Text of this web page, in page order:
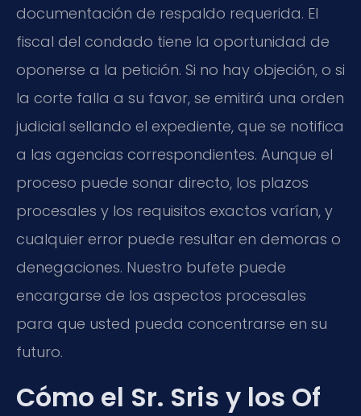
documentación de respaldo requerida. El
fiscal del condado tiene la oportunidad de
oponerse a la petición. Si no hay objeción, o si
la corte falla a su favor, se emitirá una orden
judicial sellando el expediente, que se notifica
a las agencias correspondientes. Aunque el
proceso puede sonar directo, los plazos
procesales y los requisitos exactos varían, y
cualquier error puede resultar en demoras o
denegaciones. Nuestro bufete puede
encargarse de los aspectos procesales
para que usted pueda concentrarse en su
futuro.
Cómo el Sr. Sris y los Of